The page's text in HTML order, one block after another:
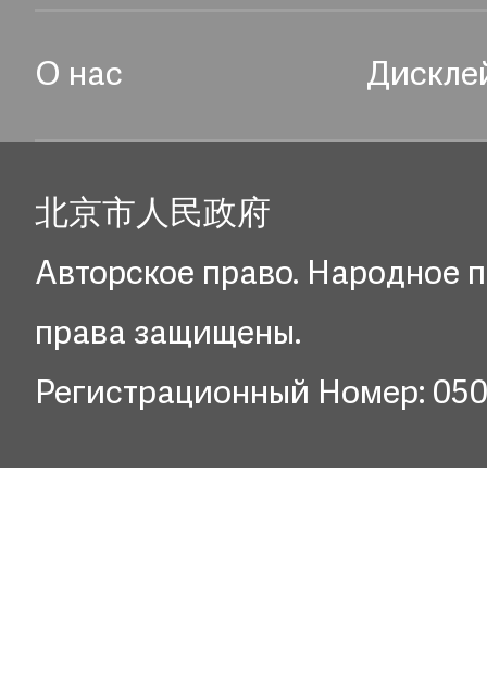
О нас
北京市人民政府
Авторское право. Народное
права защищены.
Регистрационный Номер: